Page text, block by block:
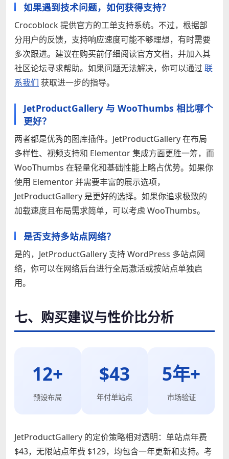
如果遇到技术问题，如何获得支持？
Crocoblock 提供官方的工单支持系统。不过，根据部
分用户的反馈，支持响应速度可能不够理想，有时需要
多次跟进。建议在购买前仔细阅读官方文档，并加入其
社区论坛寻求帮助。如果问题无法解决，你可以通过 联
系我们 获取进一步的指导。
JetProductGallery 与 WooThumbs 相比哪个
更好？
两者都是优秀的图库插件。JetProductGallery 在布局
多样性、视频支持和 Elementor 集成方面更胜一筹，而
WooThumbs 在轻量化和基础性能上略占优势。如果你
使用 Elementor 并需要丰富的展示选项，
JetProductGallery 是更好的选择。如果你追求极致的
加载速度且布局需求简单，可以考虑 WooThumbs。
是否支持多站点网络？
是的，JetProductGallery 支持 WordPress 多站点网
络，你可以在网络后台进行全局激活或按站点单独启
用。
七、购买建议与性价比分析
12+
预设布局
$43
年付单站点
5年+
市场验证
JetProductGallery 的定价策略相对透明：单站点年费
$43，无限站点年费 $129，均包含一年更新和支持。考